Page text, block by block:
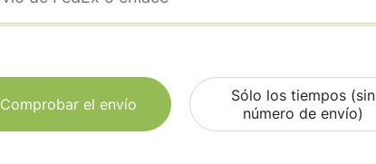
Comprobar el envío
Sólo los tiempos (sin
número de envío)